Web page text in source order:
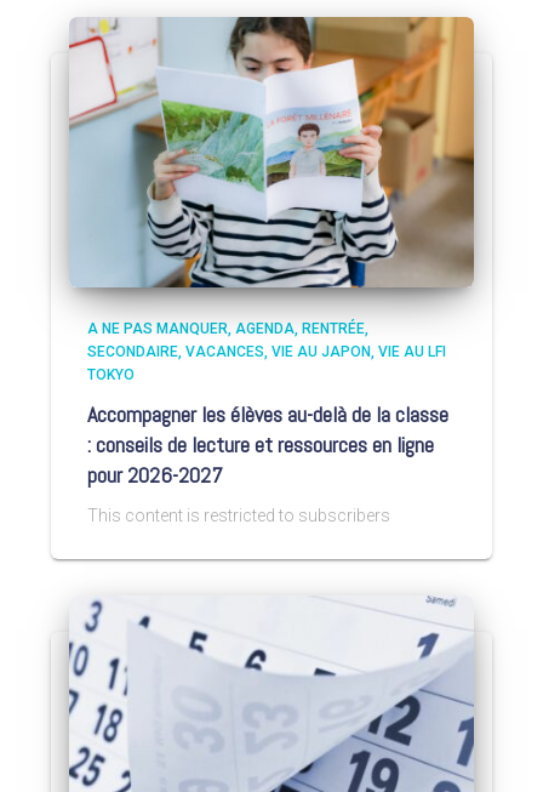
A NE PAS MANQUER AGENDA RENTRÉE
SECONDAIRE VACANCES VIE AU JAPON VIE AU LFI
TOKYO
Accompagner les élèves au-delà de la classe
: conseils de lecture et ressources en ligne
pour 2026-2027
This content is restricted to subscribers